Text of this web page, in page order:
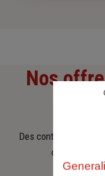
Nos
Des contrats clairs